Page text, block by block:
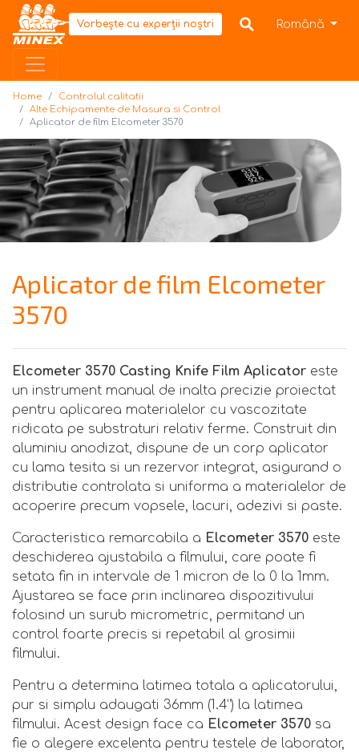
Home
Vorbește cu experții noștri Română
Home
Controlul calitatii
Alte Echipamente de Masura si Control
Aplicator de film Elcometer 3570
Aplicator de film Elcometer
3570
Elcometer 3570 Casting Knife Film Aplicator este
un instrument manual de inalta precizie proiectat
pentru aplicarea materialelor cu vascozitate
ridicata pe substraturi relativ ferme. Construit din
aluminiu anodizat, dispune de un corp aplicator
cu lama tesita si un rezervor integrat, asigurand o
distributie controlata si uniforma a materialelor de
acoperire precum vopsele, lacuri, adezivi si paste.
Caracteristica remarcabila a Elcometer 3570 este
deschiderea ajustabila a filmului, care poate fi
setata fin in intervale de 1 micron de la 0 la 1mm.
Ajustarea se face prin inclinarea dispozitivului
folosind un surub micrometric, permitand un
control foarte precis si repetabil al grosimii
filmului.
Pentru a determina latimea totala a aplicatorului,
pur si simplu adaugati 36mm (1.4”) la latimea
filmului. Acest design face ca Elcometer 3570 sa
fie o alegere excelenta pentru testele de laborator,